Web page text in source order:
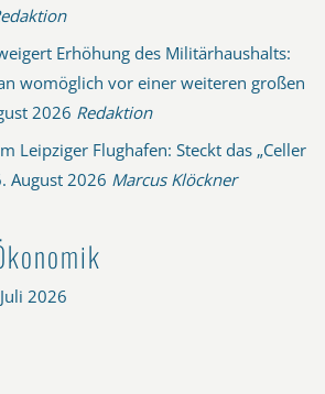
Erhöhung des Militärhaushalts:
womöglich vor einer weiteren großen
2026 Redaktion
Leipziger Flughafen: Steckt das „Celler
August 2026 Marcus Klöckner
2026